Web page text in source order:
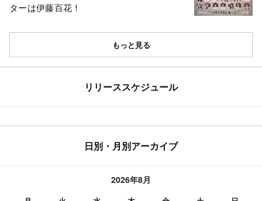
ターは伊藤百花！
もっと見る
リリーススケジュール
日別・月別アーカイブ
2026年8月